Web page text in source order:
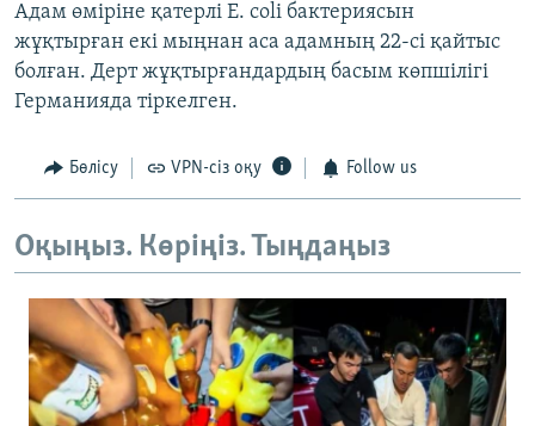
Адам өміріне қатерлі E. coli бактериясын
жұқтырған екі мыңнан аса адамның 22-сі қайтыс
болған. Дерт жұқтырғандардың басым көпшілігі
Германияда тіркелген.
Бөлісу VPN-сіз оқу Follow us
Оқыңыз. Көріңіз. Тыңдаңыз